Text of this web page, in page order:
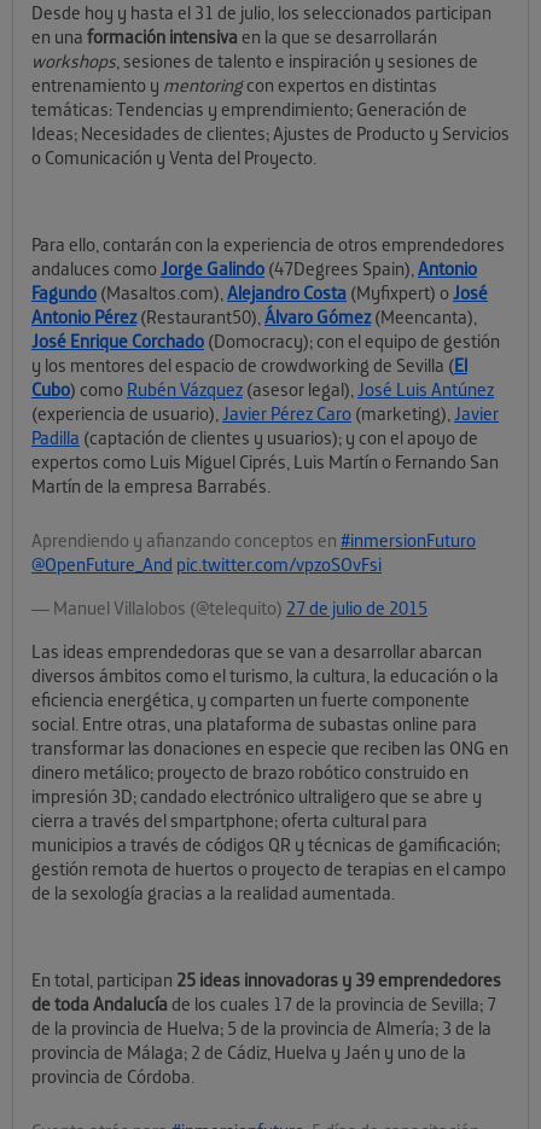
Desde hoy y hasta el 31 de julio, los seleccionados participan
en una formación intensiva en la que se desarrollarán
workshops, sesiones de talento e inspiración y sesiones de
entrenamiento y mentoringcon expertos en distintas
temáticas: Tendencias y emprendimiento; Generación de
Ideas; Necesidades de clientes; Ajustes de Producto y Servicios
o Comunicación y Venta del Proyecto.
Para ello, contarán con la experiencia de otros emprendedores
andaluces comoJorge Galindo (47Degrees Spain),Antonio
Fagundo (Masaltos.com),Alejandro Costa (Myfixpert) oJosé
Antonio Pérez(Restaurant50),Álvaro Gómez(Meencanta),
José Enrique Corchado (Domocracy); con el equipo de gestión
y los mentores del espacio de crowdworking de Sevilla (El
Cubo) como Rubén Vázquez (asesor legal),José Luis Antúnez
(experiencia de usuario),Javier Pérez Caro (marketing),Javier
Padilla (captación de clientes y usuarios); y con el apoyo de
expertos como Luis Miguel Ciprés, Luis Martín o Fernando San
Martín de la empresa Barrabés.
Aprendiendo y afianzando conceptos en #inmersionFuturo
@OpenFuture_And pic.twitter.com/vpzoSOvFsi
— Manuel Villalobos (@telequito) 27 de julio de 2015
Las ideas emprendedoras que se van a desarrollar abarcan
diversos ámbitos como el turismo, la cultura, la educación o la
eficiencia energética, y comparten un fuerte componente
social. Entre otras, una plataforma de subastas online para
transformar las donaciones en especie que reciben las ONG en
dinero metálico; proyecto de brazo robótico construido en
impresión 3D; candado electrónico ultraligero que se abre y
cierra a través del smpartphone; oferta cultural para
municipios a través de códigos QR y técnicas de gamificación;
gestión remota de huertos o proyecto de terapias en el campo
de la sexología gracias a la realidad aumentada.
En total, participan 25 ideas innovadoras y 39 emprendedores
de toda Andalucía de los cuales 17 de la provincia de Sevilla; 7
de la provincia de Huelva; 5 de la provincia de Almería; 3 de la
provincia de Málaga; 2 de Cádiz, Huelva y Jaén y uno de la
provincia de Córdoba.